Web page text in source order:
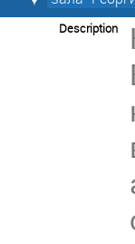
Description